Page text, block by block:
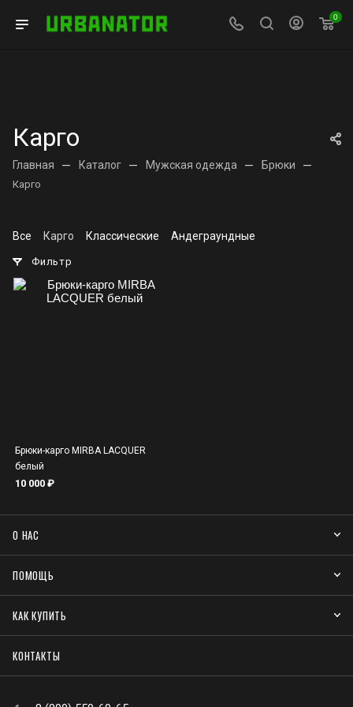
0
Карго
Главная — Каталог — Мужская одежда — Брюки —
Карго
Все Карго Классические Андеграундные
Фильтр
Брюки-карго MIRBA LACQUER
белый
10 000 ₽
О НАС
ПОМОЩЬ
КАК КУПИТЬ
КОНТАКТЫ